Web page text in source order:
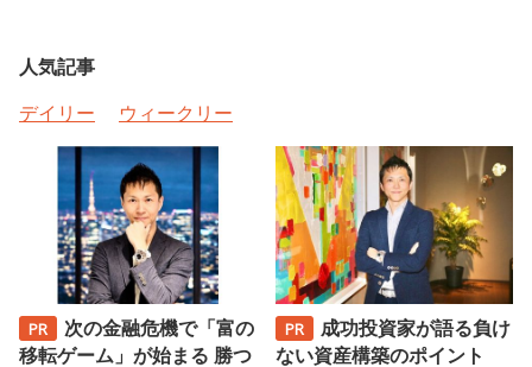
人気記事
デイリー
ウィークリー
次の金融危機で「富の
移転ゲーム」が始まる 勝つ
成功投資家が語る負け
ない資産構築のポイント